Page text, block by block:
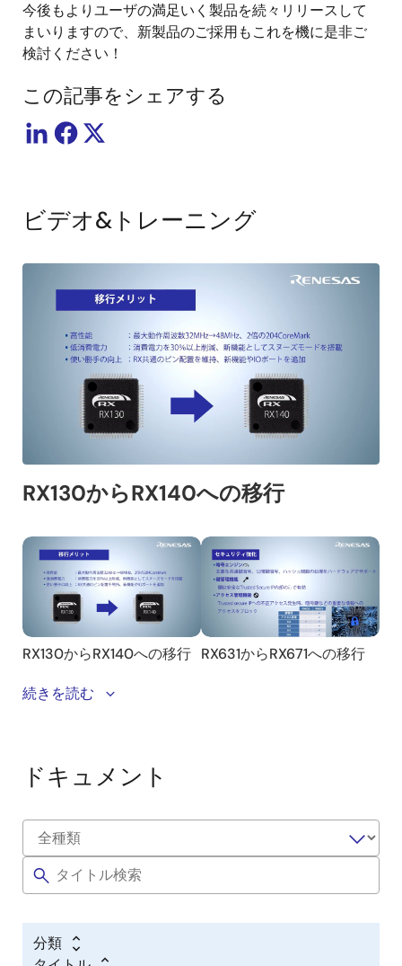
今後もよりユーザの満足いく製品を続々リリースして
まいりますので、新製品のご採用もこれを機に是非ご
検討ください！
この記事をシェアする
ビデオ&トレーニング
製品やツールについての詳細は下記をご参照いただき
続きを読む
ドキュメント
分類